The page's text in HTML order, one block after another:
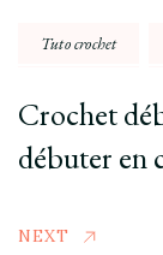
Tuto crochet
Crochet
débuter en
NEXT